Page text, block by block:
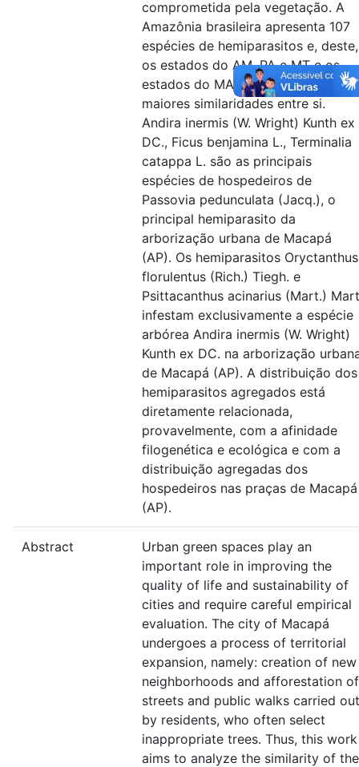
comprometida pela vegetação. A
Amazônia brasileira apresenta 107
espécies de hemiparasitos e, deste,
os estados do AM, PA e MT e os
estados do MA e TO apresentam as
maiores similaridades entre si.
Andira inermis (W. Wright) Kunth ex
DC., Ficus benjamina L., Terminalia
catappa L. são as principais
espécies de hospedeiros de
Passovia pedunculata (Jacq.), o
principal hemiparasito da
arborização urbana de Macapá
(AP). Os hemiparasitos Oryctanthus
florulentus (Rich.) Tiegh. e
Psittacanthus acinarius (Mart.)
infestam exclusivamente a espécie
arbórea Andira inermis (W. Wright)
Kunth ex DC. na arborização
de Macapá (AP). A distribuição dos
hemiparasitos agregados está
diretamente relacionada,
provavelmente, com a afinidade
filogenética e ecológica e com a
distribuição agregadas dos
hospedeiros nas praças de Macapá
(AP).
Abstract
Urban green spaces play an
important role in improving the
quality of life and sustainability of
cities and require careful empirical
evaluation. The city of Macapá
undergoes a process of territorial
expansion, namely: creation of new
neighborhoods and afforestation of
streets and public walks carried out
by residents, who often select
inappropriate trees. Thus, this work
aims to analyze the similarity of the